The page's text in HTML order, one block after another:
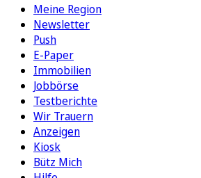
Meine Region
Newsletter
Push
E-Paper
Immobilien
Jobbörse
Testberichte
Wir Trauern
Anzeigen
Kiosk
Bütz Mich